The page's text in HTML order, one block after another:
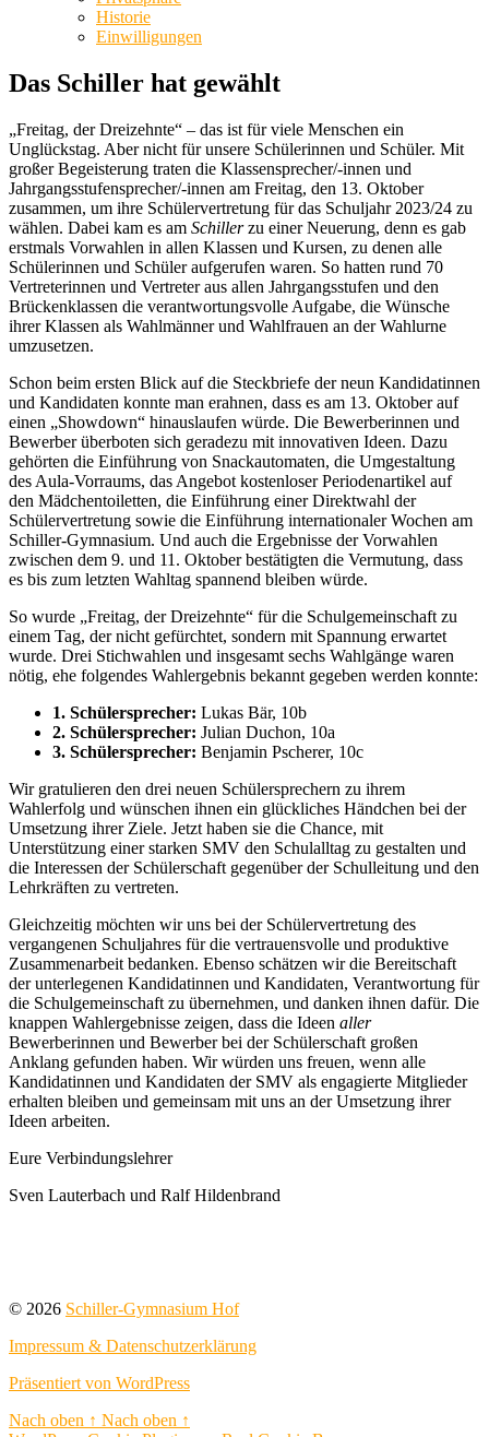
Historie
Einwilligungen
Das Schiller hat gewählt
„Freitag, der Dreizehnte“ – das ist für viele Menschen ein
Unglückstag. Aber nicht für unsere Schülerinnen und Schüler. Mit
großer Begeisterung traten die Klassensprecher/-innen und
Jahrgangsstufensprecher/-innen am Freitag, den 13. Oktober
zusammen, um ihre Schülervertretung für das Schuljahr 2023/24 zu
wählen. Dabei kam es am Schillerzu einer Neuerung, denn es gab
erstmals Vorwahlen in allen Klassen und Kursen, zu denen alle
Schülerinnen und Schüler aufgerufen waren. So hatten rund 70
Vertreterinnen und Vertreter aus allen Jahrgangsstufen und den
Brückenklassen die verantwortungsvolle Aufgabe, die Wünsche
ihrer Klassen als Wahlmänner und Wahlfrauen an der Wahlurne
umzusetzen.
Schon beim ersten Blick auf die Steckbriefe der neun Kandidatinnen
und Kandidaten konnte man erahnen, dass es am 13. Oktober auf
einen „Showdown“ hinauslaufen würde. Die Bewerberinnen und
Bewerber überboten sich geradezu mit innovativen Ideen. Dazu
gehörten die Einführung von Snackautomaten, die Umgestaltung
des Aula-Vorraums, das Angebot kostenloser Periodenartikel auf
den Mädchentoiletten, die Einführung einer Direktwahl der
Schülervertretung sowie die Einführung internationaler Wochen am
Schiller-Gymnasium. Und auch die Ergebnisse der Vorwahlen
zwischen dem 9. und 11. Oktober bestätigten die Vermutung, dass
es bis zum letzten Wahltag spannend bleiben würde.
So wurde „Freitag, der Dreizehnte“ für die Schulgemeinschaft zu
einem Tag, der nicht gefürchtet, sondern mit Spannung erwartet
wurde. Drei Stichwahlen und insgesamt sechs Wahlgänge waren
nötig, ehe folgendes Wahlergebnis bekannt gegeben werden konnte:
1. Schülersprecher: Lukas Bär, 10b
2. Schülersprecher: Julian Duchon, 10a
3. Schülersprecher: Benjamin Pscherer, 10c
Wir gratulieren den drei neuen Schülersprechern zu ihrem
Wahlerfolg und wünschen ihnen ein glückliches Händchen bei der
Umsetzung ihrer Ziele. Jetzt haben sie die Chance, mit
Unterstützung einer starken SMV den Schulalltag zu gestalten und
die Interessen der Schülerschaft gegenüber der Schulleitung und den
Lehrkräften zu vertreten.
Gleichzeitig möchten wir uns bei der Schülervertretung des
vergangenen Schuljahres für die vertrauensvolle und produktive
Zusammenarbeit bedanken. Ebenso schätzen wir die Bereitschaft
der unterlegenen Kandidatinnen und Kandidaten, Verantwortung für
die Schulgemeinschaft zu übernehmen, und danken ihnen dafür. Die
knappen Wahlergebnisse zeigen, dass die Ideen aller
Bewerberinnen und Bewerber bei der Schülerschaft großen
Anklang gefunden haben. Wir würden uns freuen, wenn alle
Kandidatinnen und Kandidaten der SMV als engagierte Mitglieder
erhalten bleiben und gemeinsam mit uns an der Umsetzung ihrer
Ideen arbeiten.
Eure Verbindungslehrer
Sven Lauterbach und Ralf Hildenbrand
© 2026 Schiller-Gymnasium Hof
Impressum & Datenschutzerklärung
Präsentiert von WordPress
Nach oben ↑ Nach oben ↑